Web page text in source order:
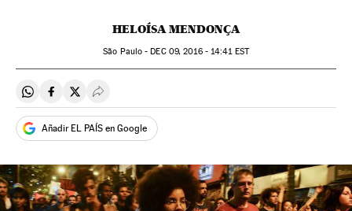
HELOÍSA MENDONÇA
São Paulo -DEC09, 2016 - 14:41EST
Compartir en Whatsapp
Compartir en Facebook
Compartir en Twitter
Desplegar Redes Sociales
Añadir EL PAÍS en Google